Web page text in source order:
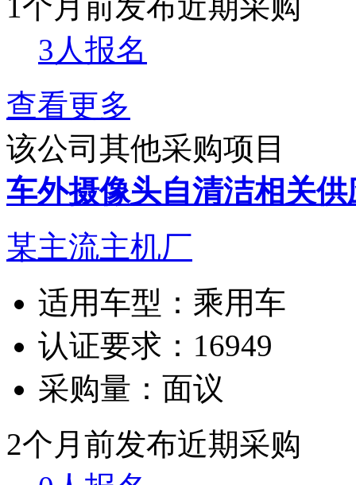
3人报名
查看更多
该公司其他采购项目
车外摄像头自清洁相关供
某主流主机厂
适用车型： 乘用车
认证要求： 16949
采购量： 面议
2个月前发布近期采购